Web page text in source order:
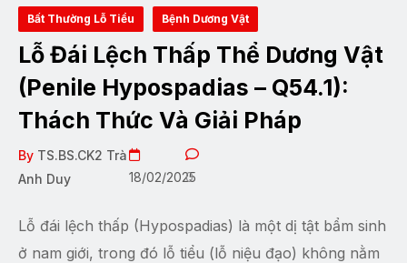
Bất Thường Lỗ Tiểu Bệnh Dương Vật
Lỗ Đái Lệch Thấp Thể Dương Vật
(Penile Hypospadias – Q54.1):
Thách Thức Và Giải Pháp
By TS.BS.CK2 Trà
Anh Duy
18/02/2025
0
Lỗ đái lệch thấp (Hypospadias) là một dị tật bẩm sinh
ở nam giới, trong đó lỗ tiểu (lỗ niệu đạo) không nằm